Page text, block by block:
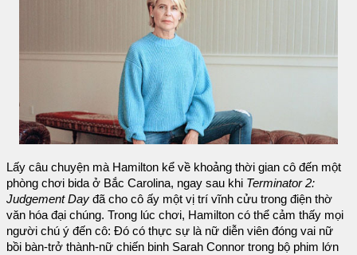
Lấy câu chuyện mà Hamilton kể về khoảng thời gian cô đến một
phòng chơi bida ở Bắc Carolina, ngay sau khi Terminator 2:
Judgement Day đã cho cô ấy một vị trí vĩnh cửu trong điện thờ
văn hóa đại chúng. Trong lúc chơi, Hamilton có thể cảm thấy mọi
người chú ý đến cô: Đó có thực sự là nữ diễn viên đóng vai nữ
bồi bàn-trở thành-nữ chiến binh Sarah Connor trong bộ phim lớn